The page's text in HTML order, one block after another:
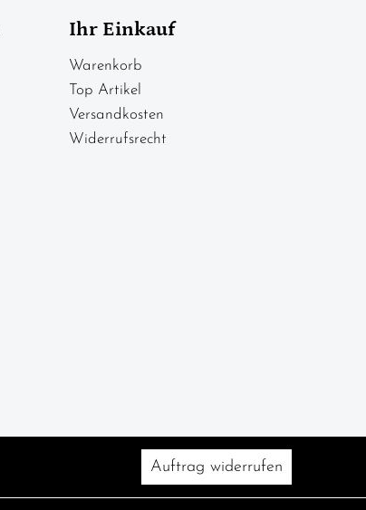
Ihr Einkauf
Warenkorb
Top Artikel
Versandkosten
Widerrufsrecht
Auftrag widerrufen